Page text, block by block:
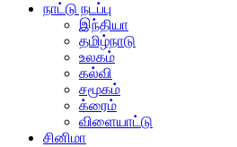
நாட்டு நடப்பு
இந்தியா
தமிழ்நாடு
உலகம்
கல்வி
சமூகம்
க்ரைம்
விளையாட்டு
சினிமா